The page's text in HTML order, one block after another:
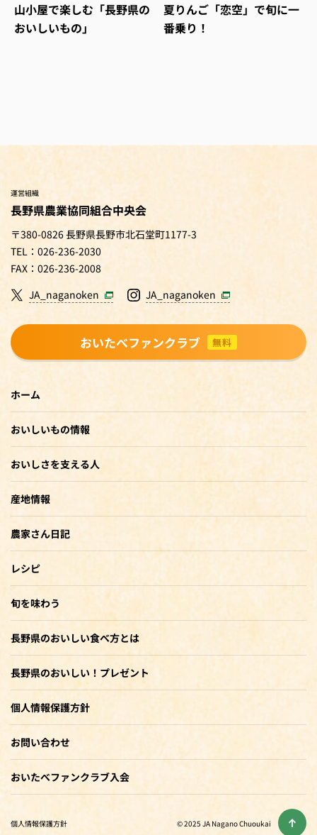
山小屋で楽しむ「長野県の
おいしいもの」
夏りんご「恋空」で旬に一
番乗り！
運営組織
長野県農業協同組合中央会
〒380-0826 長野県長野市北石堂町1177-3
TEL：026-236-2030
FAX：026-236-2008
JA_naganoken
JA_naganoken
おいたべファンクラブ 無料
ホーム
おいしいもの情報
おいしさを支える人
産地情報
農家さん日記
レシピ
旬を味わう
長野県のおいしい食べ方とは
長野県のおいしい！プレゼント
個人情報保護方針
お問い合わせ
おいたべファンクラブ入会
個人情報保護方針 © 2025 JA Nagano Chuoukai